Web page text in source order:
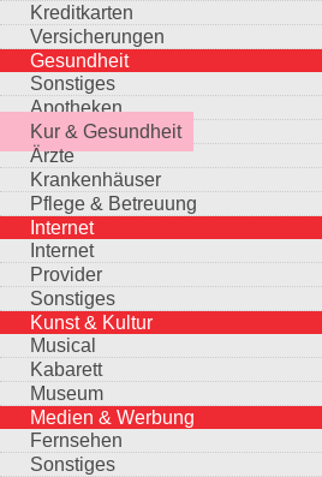
Kreditkarten
Versicherungen
Gesundheit
Sonstiges
Apotheken
Kur & Gesundheit
Ärzte
Krankenhäuser
Pflege & Betreuung
Internet
Internet
Provider
Sonstiges
Kunst & Kultur
Musical
Kabarett
Museum
Medien & Werbung
Fernsehen
Sonstiges